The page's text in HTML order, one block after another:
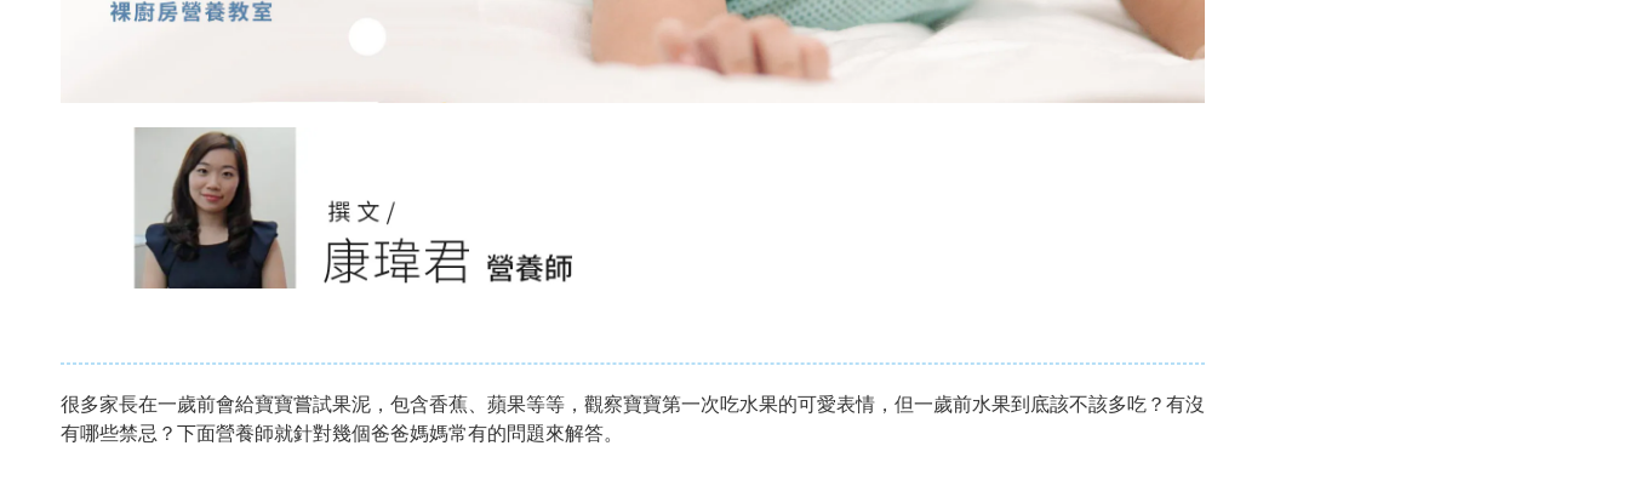
很多家長在一歲前會給寶寶嘗試果泥，包含香蕉、蘋果等等，觀察寶寶第一次吃水果的可愛表情，但一歲前水果到底該不該多吃？有沒
有哪些禁忌？下面營養師就針對幾個爸爸媽媽常有的問題來解答。